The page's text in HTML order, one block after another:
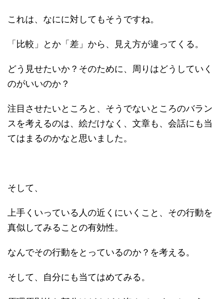
これは、なにに対してもそうですね。
「比較」とか「差」から、見え方が違ってくる。
どう見せたいか？そのために、周りはどうしていく
のがいいのか？
注目させたいところと、そうでないところのバラン
スを考えるのは、絵だけなく、文章も、会話にも当
てはまるのかなと思いました。
そして、
上手くいっている人の近くにいくこと、その行動を
真似してみることの有効性。
なんでその行動をとっているのか？を考える。
そして、自分にも当てはめてみる。